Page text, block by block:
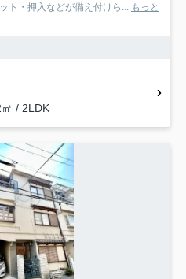
ト・押入などが備え付けら... もっと
/ 2LDK